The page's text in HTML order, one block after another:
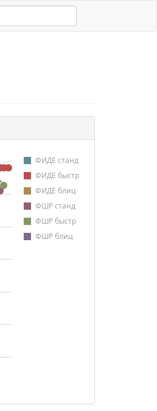
ФИДЕ станд
ФИДЕ быстр
ФИДЕ блиц
ФШР станд
ФШР быстр
ФШР блиц